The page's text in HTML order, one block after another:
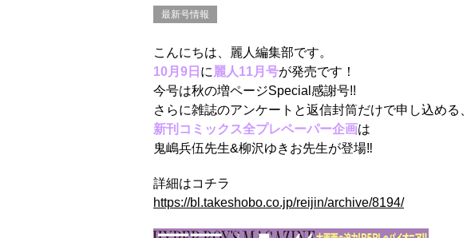
最新号情報
こんにちは、麗人編集部です。
10月9日 に 麗人11月号が発売です！
今号は秋の増ページSpecial感謝号!!
さらに雑誌のアンケートと返信封筒だけで申し込める、
新刊コミックス全プレペーパー企画は
鬼嶋兵伍先生&柳沢ゆきお先生が登場‼
詳細はコチラ
https://bl.takeshobo.co.jp/reijin/archive/8194/